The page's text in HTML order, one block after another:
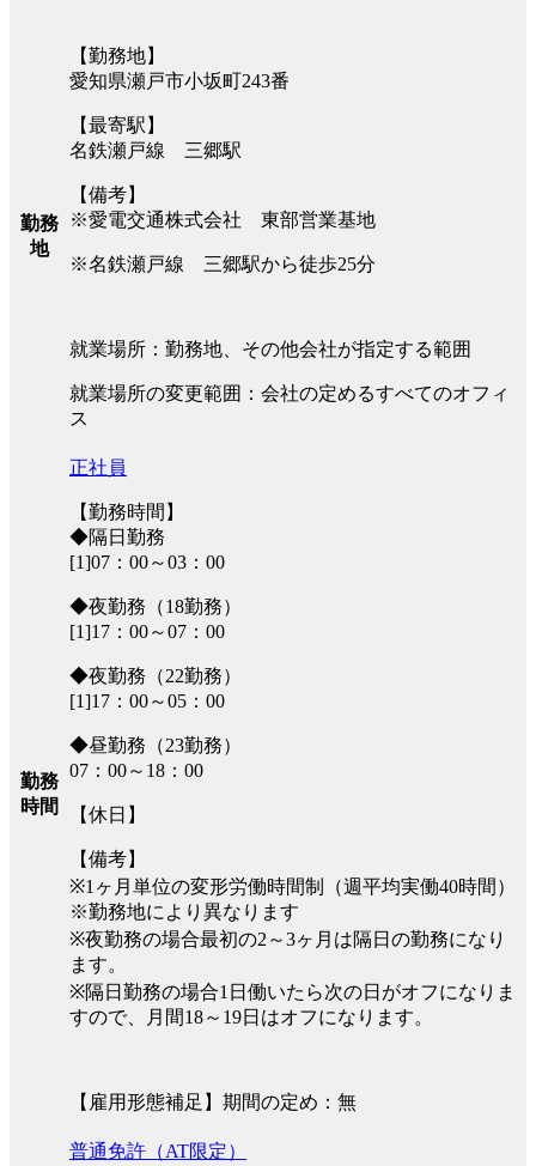
勤務
地
【勤務地】
愛知県瀬戸市小坂町243番
【最寄駅】
名鉄瀬戸線 三郷駅
【備考】
※愛電交通株式会社 東部営業基地
※名鉄瀬戸線 三郷駅から徒歩25分
就業場所：勤務地、その他会社が指定する範囲
就業場所の変更範囲：会社の定めるすべてのオフィ
ス
勤務
時間
正社員
【勤務時間】
◆隔日勤務
[1]07：00～03：00
◆夜勤務（18勤務）
[1]17：00～07：00
◆夜勤務（22勤務）
[1]17：00～05：00
◆昼勤務（23勤務）
07：00～18：00
【休日】
【備考】
※1ヶ月単位の変形労働時間制（週平均実働40時間）
※勤務地により異なります
※夜勤務の場合最初の2～3ヶ月は隔日の勤務になり
ます。
※隔日勤務の場合1日働いたら次の日がオフになりま
すので、月間18～19日はオフになります。
【雇用形態補足】期間の定め：無
普通免許（AT限定）